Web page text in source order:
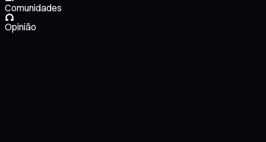
Comunidades
Opinião